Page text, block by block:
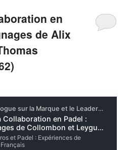
en
de Alix